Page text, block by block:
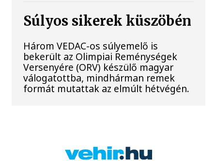
Súlyos sikerek küszöbén
Három VEDAC-os súlyemelő is
bekerült az Olimpiai Reménységek
Versenyére (ORV) készülő magyar
válogatottba, mindhárman remek
formát mutattak az elmúlt hétvégén.